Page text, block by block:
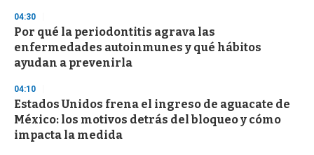
s
e
c
o
n
04:30
Por qué la periodontitis agrava las
enfermedades autoinmunes y qué hábitos
ayudan a prevenirla
04:10
Estados Unidos frena el ingreso de aguacate de
México: los motivos detrás del bloqueo y cómo
impacta la medida